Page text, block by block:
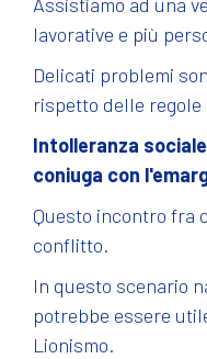
Assistiamo ad una
lavorative e più
Delicati problemi
rispetto delle regole
Intolleranza
coniuga con
Questo incontro fra
conflitto.
In questo scenario
potrebbe essere
Lionismo.